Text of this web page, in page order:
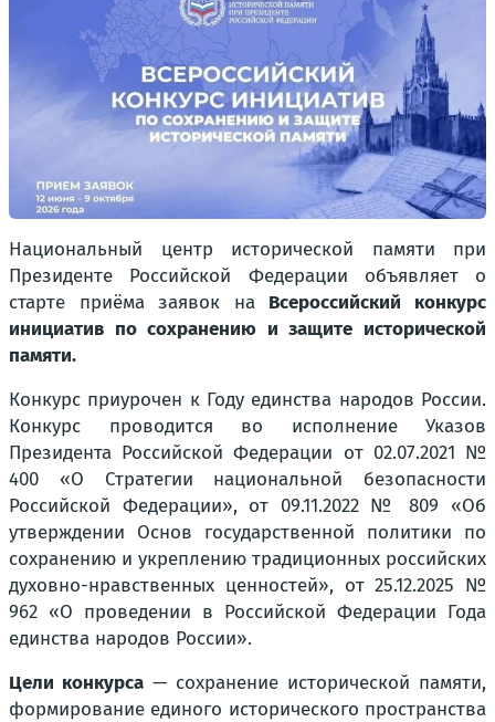
Национальный центр исторической памяти при
Президенте Российской Федерации объявляет о
старте приёма заявок на Всероссийский конкурс
инициатив по сохранению и защите исторической
памяти.
Конкурс приурочен к Году единства народов России.
Конкурс проводится во исполнение Указов
Президента Российской Федерации от 02.07.2021 №
400 «О Стратегии национальной безопасности
Российской Федерации», от 09.11.2022 № 809 «Об
утверждении Основ государственной политики по
сохранению и укреплению традиционных российских
духовно-нравственных ценностей», от 25.12.2025 №
962 «О проведении в Российской Федерации Года
единства народов России».
Цели конкурса — сохранение исторической памяти,
формирование единого исторического пространства